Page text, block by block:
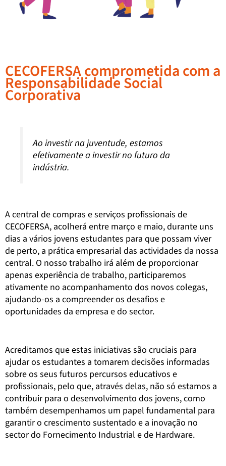
CECOFERSA comprometida com a
Responsabilidade Social
Corporativa
Ao investir na juventude, estamos
efetivamente a investir no futuro da
indústria.
A central de compras e serviços profissionais de
CECOFERSA, acolherá entre março e maio, durante uns
dias a vários jovens estudantes para que possam viver
de perto, a prática empresarial das actividades da nossa
central. O nosso trabalho irá além de proporcionar
apenas experiência de trabalho, participaremos
ativamente no acompanhamento dos novos colegas,
ajudando-os a compreender os desafios e
oportunidades da empresa e do sector.
Acreditamos que estas iniciativas são cruciais para
ajudar os estudantes a tomarem decisões informadas
sobre os seus futuros percursos educativos e
profissionais, pelo que, através delas, não só estamos a
contribuir para o desenvolvimento dos jovens, como
também desempenhamos um papel fundamental para
garantir o crescimento sustentado e a inovação no
sector do Fornecimento Industrial e de Hardware.